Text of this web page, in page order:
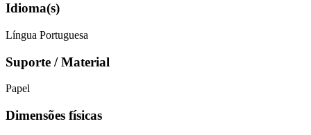
Idioma(s)
Língua Portuguesa
Suporte / Material
Papel
Dimensões físicas